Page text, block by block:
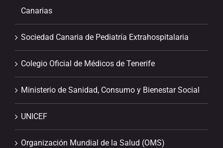
Canarias
Sociedad Canaria de Pediatría Extrahospitalaria
Colegio Oficial de Médicos de Tenerife
Ministerio de Sanidad, Consumo y Bienestar Social
UNICEF
Organización Mundial de la Salud (OMS)